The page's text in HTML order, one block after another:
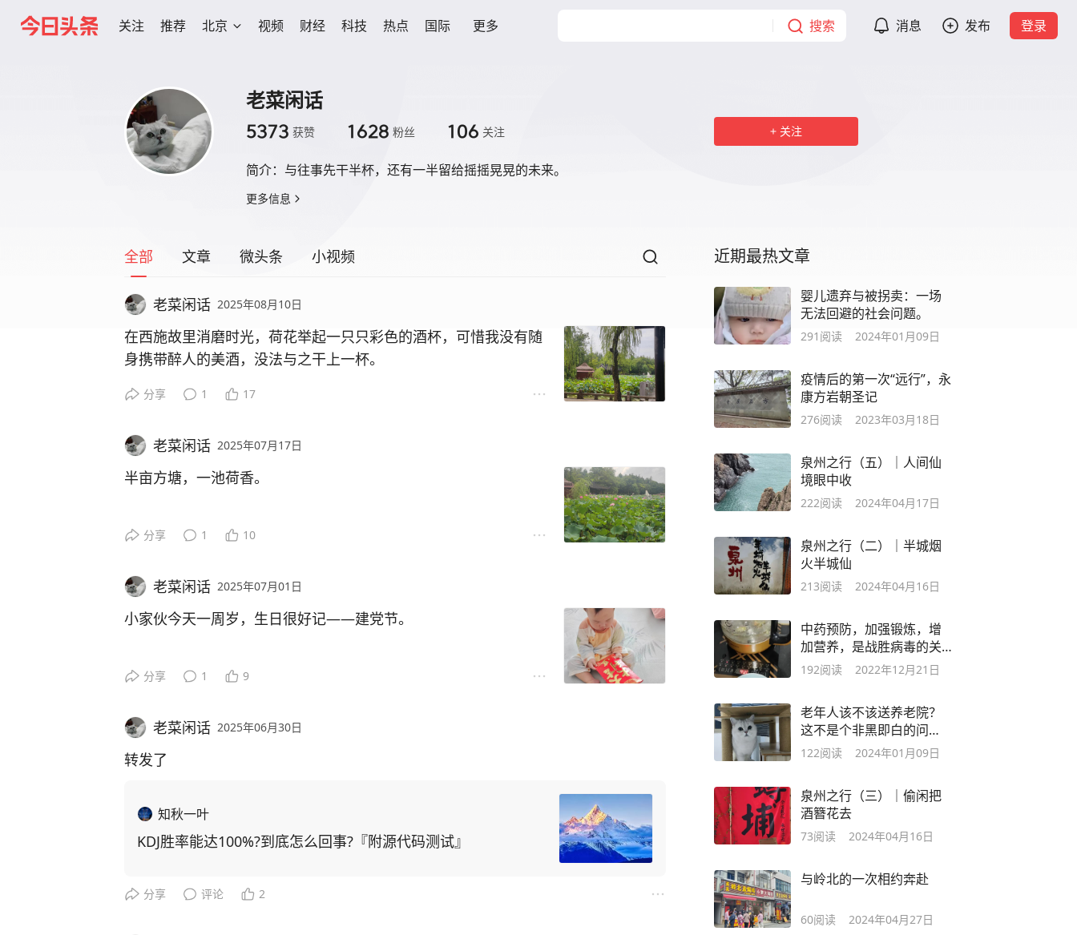
关注 推荐 北京 视频 财经 科技 热点 国际 更多 搜索 消息 发布 登录
老菜闲话
5373 获赞 1628 粉丝 106 关注
简介： 与往事先干半杯，还有一半留给摇摇晃晃的未来。
更多信息
关注
全部 文章 微头条 小视频
老菜闲话 2025年08月10日
在西施故里消磨时光，荷花举起一只只彩色的酒杯，可惜我没有随
身携带醉人的美酒，没法与之干上一杯。
杨柳随风搔头，荷叶掀起裙摆，这是一场风情外溢的盛况。
半亩方塘，一池荷香。在游客眼里是风景，在我眼里只是日常。
分享 1 17
老菜闲话 2025年07月17日
半亩方塘，一池荷香。
分享 1 10
老菜闲话 2025年07月01日
小家伙今天一周岁，生日很好记——建党节。
就被沉甸甸的大红包所吸引。
看她拿着红包，翻来覆去、爱不释手的样子，十足一个小财迷的潜
质。
脸上，手臂，腿上，到处伤痕累累。这边刚红肿消褪，那边又新伤
分享 1 9
老菜闲话 2025年06月30日
转发了
知秋一叶
KDJ胜率能达100%?到底怎么回事?『附源代码测试』
分享 评论 2
近期最热文章
婴儿遗弃与被拐卖：一场
无法回避的社会问题。
291 阅读 2024年01月09日
疫情后的第一次“远行”，永
康方岩朝圣记
276阅读 2023年03月18日
泉州之行（五）｜人间仙
境眼中收
222阅读 2024年04月17日
泉州之行（二）｜半城烟
火半城仙
213阅读 2024年04月16日
中药预防，加强锻炼，增
加营养，是战胜病毒的关
键。
192阅读 2022年12月21日
老年人该不该送养老院？
这不是个非黑即白的问
题。
122阅读 2024年01月09日
泉州之行（三）｜偷闲把
酒簪花去
73阅读 2024年04月16日
与岭北的一次相约奔赴
60阅读 2024年04月27日